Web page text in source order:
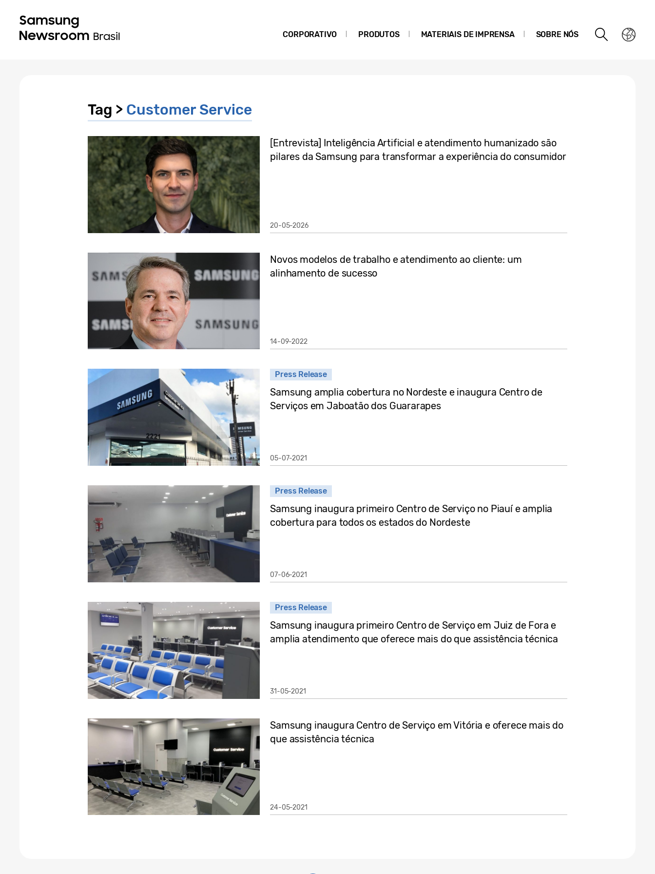
CORPORATIVO PRODUTOS MATERIAIS DE IMPRENSA SOBRE NÓS
Tag > Customer Service
[Entrevista] Inteligência Artificial e atendimento humanizado são
pilares da Samsung para transformar a experiência do consumidor
20-05-2026
Novos modelos de trabalho e atendimento ao cliente: um
alinhamento de sucesso
14-09-2022
Press Release
Samsung amplia cobertura no Nordeste e inaugura Centro de
Serviços em Jaboatão dos Guararapes
05-07-2021
Press Release
Samsung inaugura primeiro Centro de Serviço no Piauí e amplia
cobertura para todos os estados do Nordeste
07-06-2021
Press Release
Samsung inaugura primeiro Centro de Serviço em Juiz de Fora e
amplia atendimento que oferece mais do que assistência técnica
31-05-2021
Samsung inaugura Centro de Serviço em Vitória e oferece mais do
que assistência técnica
24-05-2021